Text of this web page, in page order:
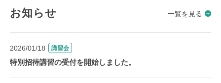
お知らせ 一覧を見る
2026/01/18 講習会
特別招待講習の受付を開始しました。